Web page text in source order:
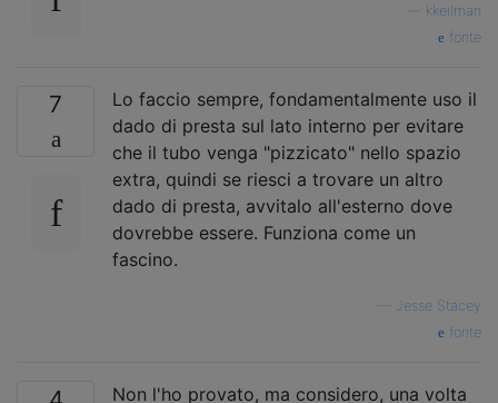
kkeilman
fonte
7
Lo faccio sempre, fondamentalmente uso il
dado di presta sul lato interno per evitare
che il tubo venga "pizzicato" nello spazio
extra, quindi se riesci a trovare un altro
dado di presta, avvitalo all'esterno dove
dovrebbe essere. Funziona come un
fascino.
Jesse Stacey
fonte
Non l'ho provato, ma considero, una volta